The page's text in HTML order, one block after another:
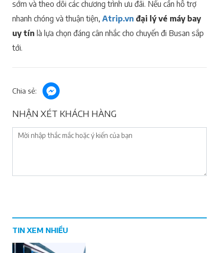
sớm và theo dõi các chương trình ưu đãi. Nếu cần hỗ trợ
nhanh chóng và thuận tiện, Atrip.vn đại lý vé máy bay
uy tín là lựa chọn đáng cân nhắc cho chuyến đi Busan sắp
tới.
Chia sẻ:
NHẬN XÉT KHÁCH HÀNG
TIN XEM NHIỀU